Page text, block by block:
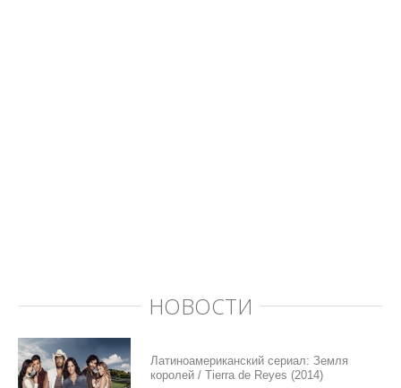
НОВОСТИ
Латиноамериканский сериал: Земля
королей / Tierra de Reyes (2014)